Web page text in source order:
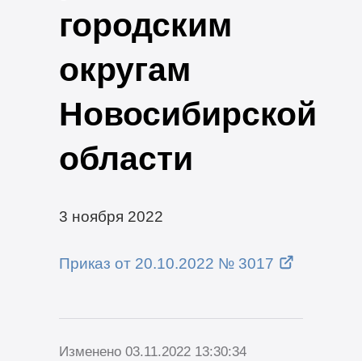
городским
округам
Новосибирской
области
3 ноября 2022
Приказ от 20.10.2022 № 3017
Изменено 03.11.2022 13:30:34